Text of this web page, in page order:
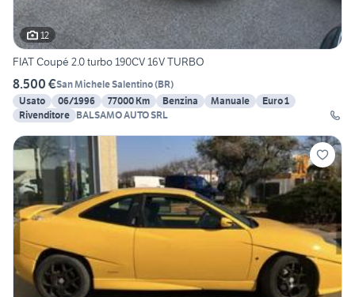
12
FIAT Coupé 2.0 turbo 190CV 16V TURBO
8.500 €San Michele Salentino(BR)
Usato
06/1996 77000 Km Benzina Manuale
Euro 1
Rivenditore BALSAMO AUTO SRL